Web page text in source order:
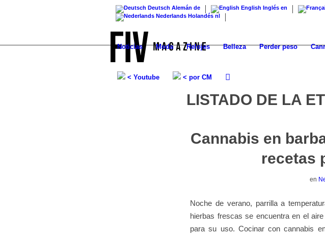
Deutsch Alemán de English Inglés en
Nederlands Holandés nl
Noticias Moda Relojes Belleza Perder peso
< Youtube < por CM
LISTADO DE LA
Cannabis en
recetas
en
Noche de verano, parrilla a
hierbas frescas se encuentra en el
para su uso. Cocinar con cannabis